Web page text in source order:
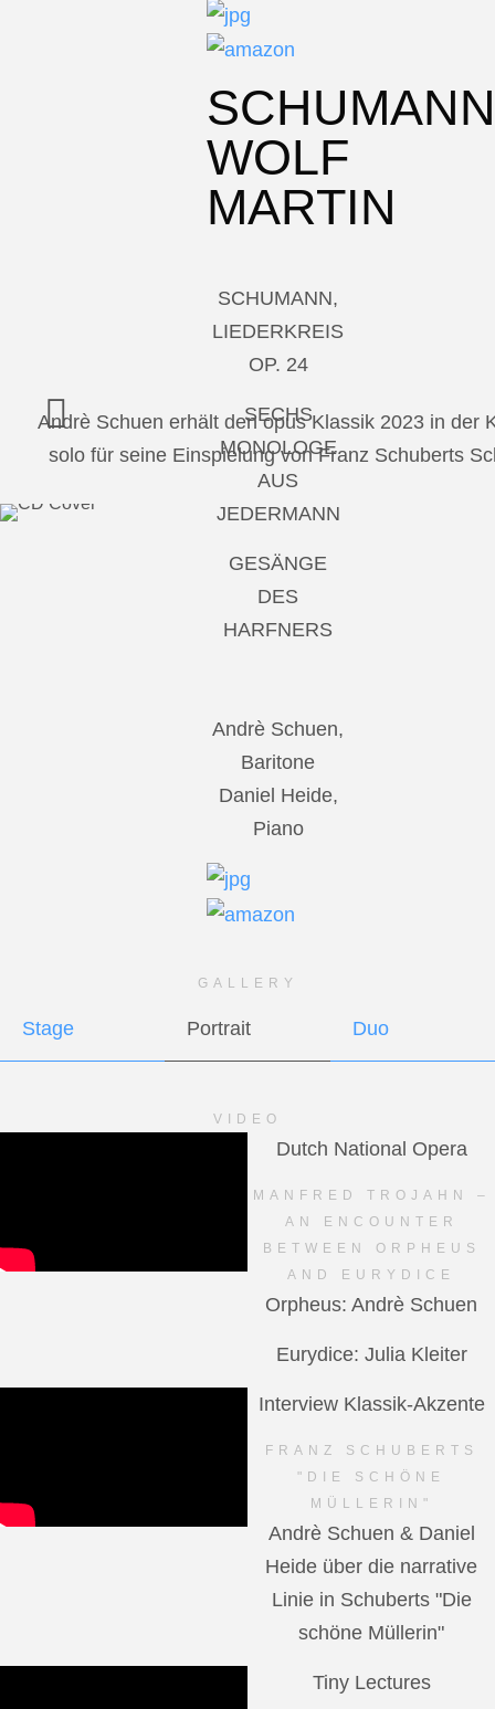
SCHUMANN
WOLF
MARTIN
SCHUMANN,
LIEDERKREIS
OP. 24
SECHS
MONOLOGE
AUS
JEDERMANN
GESÄNGE
DES
HARFNERS
Andrè Schuen,
Baritone
Daniel Heide,
Piano
GALLERY
Stage Portrait Duo
VIDEO
Dutch National Opera
MANFRED TROJAHN –
AN ENCOUNTER
BETWEEN ORPHEUS
AND EURYDICE
Orpheus: Andrè Schuen
Eurydice: Julia Kleiter
Interview Klassik-Akzente
FRANZ SCHUBERTS
"DIE SCHÖNE
MÜLLERIN"
Andrè Schuen & Daniel
Heide über die narrative
Linie in Schuberts "Die
schöne Müllerin"
Tiny Lectures
Andrè Schuen erhält den opus Klassik 2023 in der
solo für seine Einspielung von Franz Schuberts